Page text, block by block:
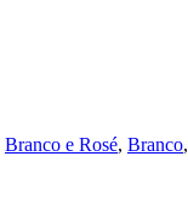
Branco e Rosé, Branco,